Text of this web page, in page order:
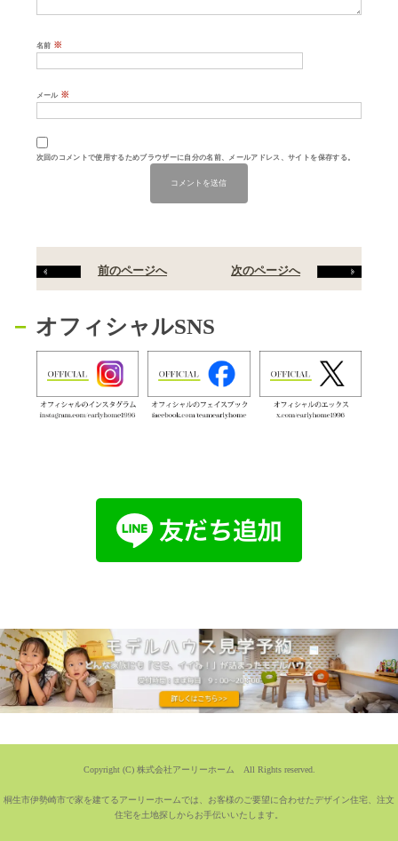
名前 ※
メール ※
次回のコメントで使用するためブラウザーに自分の名前、メールアドレス、サイトを保存する。
次のページへ
前のページへ
オフィシャルSNS
Copyright (C) 株式会社アーリーホーム All Rights reserved.
桐生市伊勢崎市で家を建てるアーリーホームでは、お客様のご要望に合わせたデザイン住宅、注文
住宅を土地探しからお手伝いいたします。